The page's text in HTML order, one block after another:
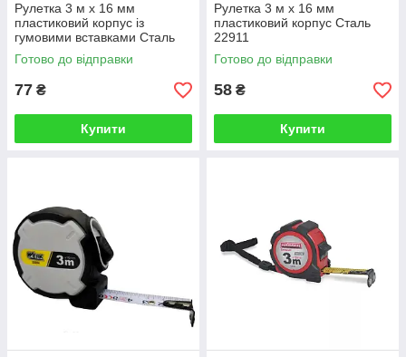
Рулетка 3 м х 16 мм
пластиковий корпус із
гумовими вставками Сталь
22202
Готово до відправки
77 ₴
Купити
Рулетка 3 м х 16 мм
пластиковий корпус Сталь
22911
Готово до відправки
58 ₴
Купити